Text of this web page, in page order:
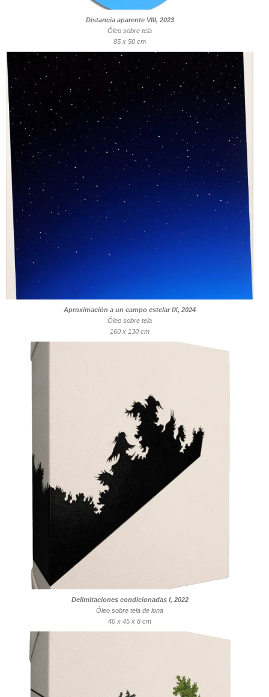
Distancia aparente VIII, 2023
Óleo sobre tela
85 x 50 cm
Aproximación a un campo estelar IX, 2024
Óleo sobre tela
160 x 130 cm
Delimitaciones condicionadas I, 2022
Óleo sobre tela de lona
40 x 45 x 8 cm